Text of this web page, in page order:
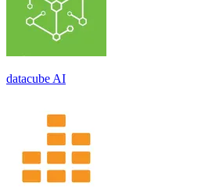
datacube AI